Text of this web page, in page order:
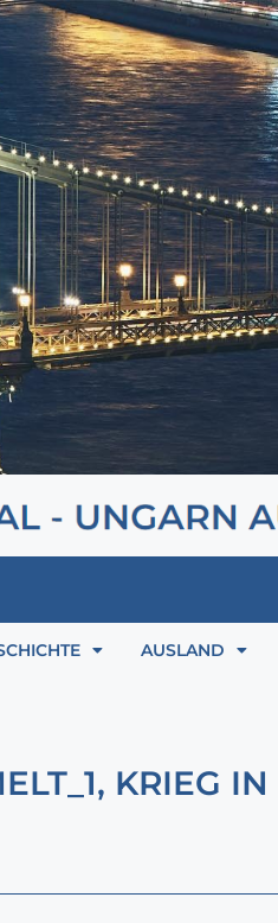
AUSLAND
, KRIEG